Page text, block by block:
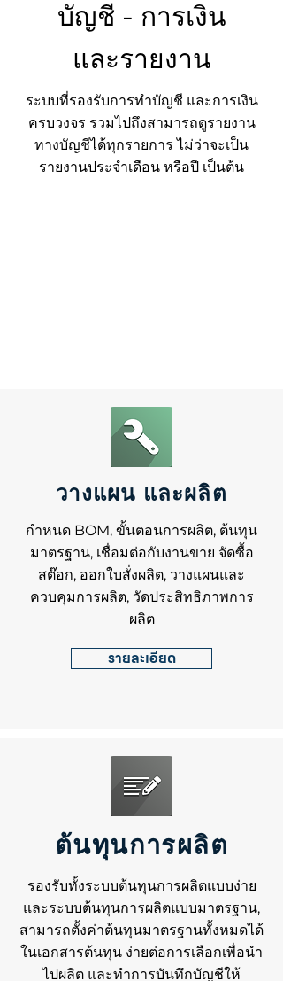
บัญชี - การเงิน
และรายงาน
ระบบที่รองรับการทำบัญชี และการเงิน
ครบวงจร รวมไปถึงสามารถดูรายงาน
ทางบัญชีได้ทุกรายการ ไม่ว่าจะเป็น
รายงานประจำเดือน หรือปี เป็นต้น
วางแผน และผลิต
กำหนด BOM, ขั้นตอนการผลิต, ต้นทุน
มาตรฐาน, เชื่อมต่อกับงานขาย จัดซื้อ
สต๊อก, ออกใบสั่งผลิต, วางแผนและ
ควบคุมการผลิต, วัดประสิทธิภาพการ
ผลิต
รายละเอียด
ต้นทุนการผลิต
รองรับทั้งระบบต้นทุนการผลิตแบบง่าย
และระบบต้นทุนการผลิตแบบมาตรฐาน,
สามารถตั้งค่าต้นทุนมาตรฐานทั้งหมดได้
ในเอกสารต้นทุน ง่ายต่อการเลือกเพื่อนำ
ไปผลิต และทำการบันทึกบัญชีให้